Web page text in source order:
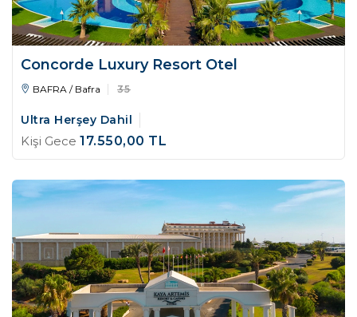
Concorde Luxury Resort Otel
BAFRA / Bafra 35
Ultra Herşey Dahil
Kişi Gece 17.550,00 TL